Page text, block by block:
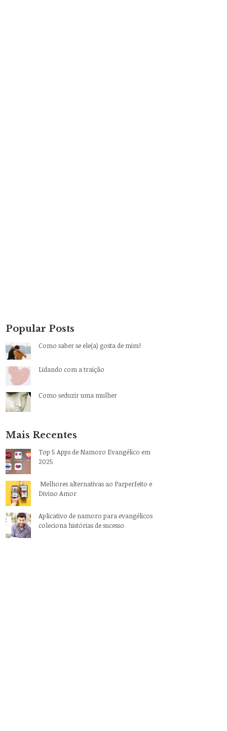
Popular Posts
Como saber se ele(a) gosta de mim!
Lidando com a traição
Como seduzir uma mulher
Mais Recentes
Top 5 Apps de Namoro Evangélico em
2025
Melhores alternativas ao Parperfeito e
Divino Amor
Aplicativo de namoro para evangélicos
coleciona histórias de sucesso